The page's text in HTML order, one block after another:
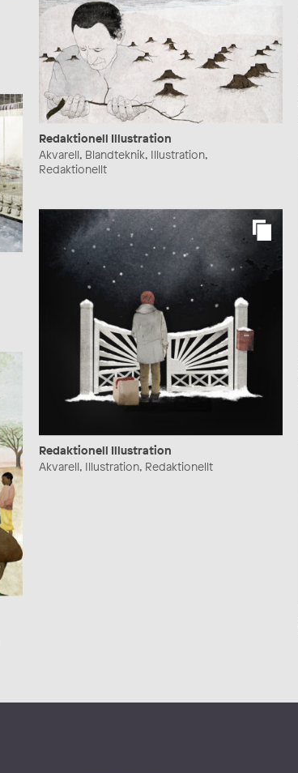
Redaktionell Illustration
Akvarell, Blandteknik, Illustration,
Redaktionellt
Redaktionell Illustration
Akvarell, Illustration, Redaktionellt